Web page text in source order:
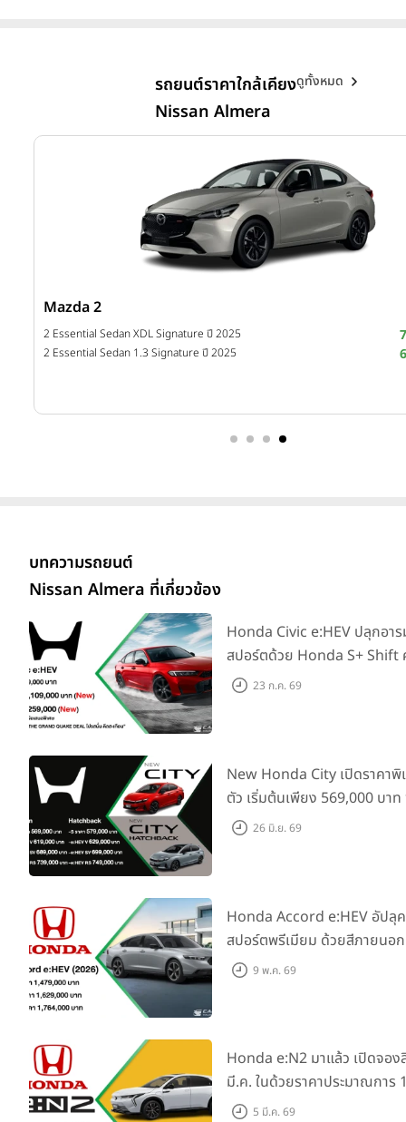
รถยนต์ราคาใกล้เคียง
Nissan Almera
ดูทั้งหมด
Mazda 2
2 Essential Sedan XDL Signature ปี 2025
2 Essential Sedan 1.3 Signature ปี 2025
บทความรถยนต์
Nissan Almera ที่เกี่ยวข้อง
Honda Civic e:HEV ปลุกอา
สปอร์ตด้วย Honda S+ Shift
ไทย! พร้อมเพิ่ม Blind Spot
23 ก.ค. 69
New Honda City เปิดราคาพิ
ตัว เริ่มต้นเพียง 569,000 บา
แนะนำรุ่นเริ่มต้นไฮบริดใหม่ พ
26 มิ.ย. 69
Honda Accord e:HEV อัปลุ
สปอร์ตพรีเมียม ด้วยสีภายนอก
ใหม่ พร้อมแคมเปญพิเศษ “คุ้มไ
9 พ.ค. 69
Honda e:N2 มาแล้ว เปิดจอ
มี.ค. ในด้วยราคาประมาณการ
ก่อนเปิดราคาจริงพร้อมให้สัมผั
5 มี.ค. 69